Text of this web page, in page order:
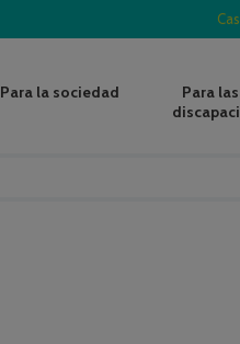
Para la sociedad
Para